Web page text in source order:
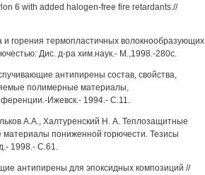
6 with added halogen-free fire retardants.//
и горения термопластичных волокнообразующих
Дис. д-ра хим.наук.- М.,1998.-280с.
антипирены состав, свойства,
полимерные материалы,
Ижевск.- 1994.- С.11.
А.А., Халтуренский Н. А. Теплозащитные
пониженной горючести. Тезисы
1998.- С.61.
антипирены для эпоксидных композиций //